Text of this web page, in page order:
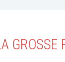
GROSSE